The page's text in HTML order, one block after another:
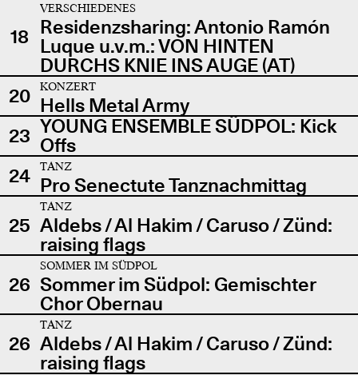
18
VERSCHIEDENES
Residenzsharing: Antonio Ramón
Luque u.v.m.: VON HINTEN
DURCHS KNIE INS AUGE (AT)
20
KONZERT
Hells Metal Army
23 YOUNG ENSEMBLE SÜDPOL: Kick
Offs
24
TANZ
Pro Senectute Tanznachmittag
25
TANZ
Aldebs / Al Hakim / Caruso / Zünd:
raising flags
26
SOMMER IM SÜDPOL
Sommer im Südpol: Gemischter
Chor Obernau
26
TANZ
Aldebs / Al Hakim / Caruso / Zünd:
raising flags